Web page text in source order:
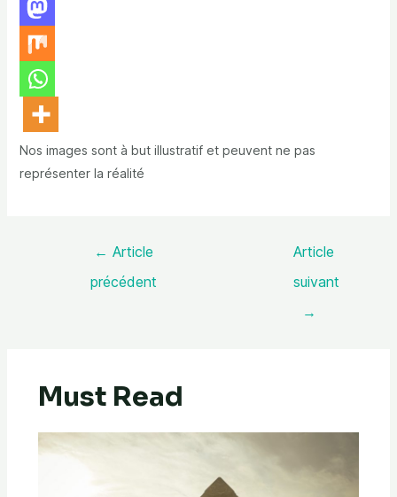
Nos images sont à but illustratif et peuvent ne pas
représenter la réalité
← Article
précédent
Article
suivant
→
Must Read